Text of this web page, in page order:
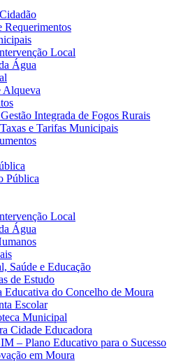
Requerimentos
Local
Água
Alqueva
Integrada de Fogos Rurais
e Tarifas Municipais
Pública
Local
Água
Saúde e Educação
de Estudo
Educativa do Concelho de Moura
Escolar
Municipal
Cidade Educadora
– Plano Educativo para o Sucesso
em Moura